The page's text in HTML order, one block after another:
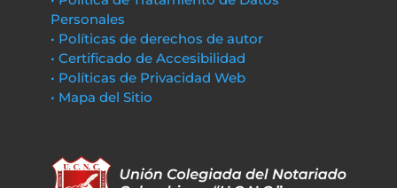
Personales
• Políticas de derechos de autor
• Certificado de Accesibilidad
• Políticas de Privacidad Web
• Mapa del Sitio